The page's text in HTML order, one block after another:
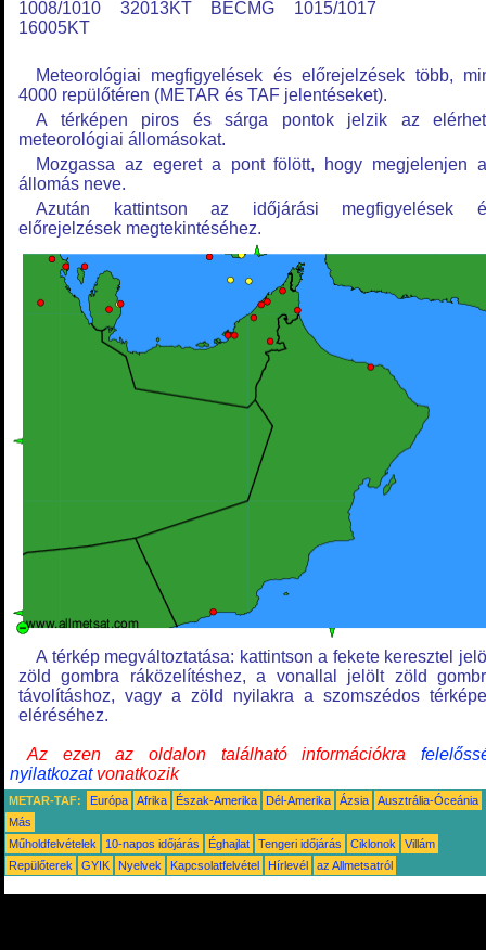
1008/1010 32013KT BECMG 1015/1017
16005KT
Meteorológiai megfigyelések és előrejelzések több,
4000 repülőtéren (METAR és TAF jelentéseket).
A térképen piros és sárga pontok jelzik az
meteorológiai állomásokat.
Mozgassa az egeret a pont fölött, hogy megjelenjen
állomás neve.
Azután kattintson az időjárási megfigyelések
előrejelzések megtekintéséhez.
A térkép megváltoztatása: kattintson a fekete keresztel
zöld gombra ráközelítéshez, a vonallal jelölt zöld
távolításhoz, vagy a zöld nyilakra a szomszédos
eléréséhez.
Az ezen az oldalon található információkra
nyilatkozatvonatkozik
METAR-TAF: Európa Afrika Észak-Amerika Dél-Amerika Ázsia
Ausztrália-Óceánia
Más
Műholdfelvételek
10-napos időjárás Éghajlat Tengeri időjárás Ciklonok
Villám
Repülőterek
GYIK Nyelvek Kapcsolatfelvétel Hírlevél az Allmetsatról